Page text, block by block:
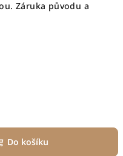
Záruka původu a
Do košíku